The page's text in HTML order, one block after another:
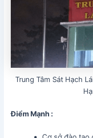
Trung Tâm Sát Hạch
Điểm Mạnh :